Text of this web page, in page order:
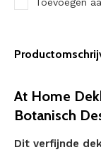
At Home
Botanisch
Dit verfijnde